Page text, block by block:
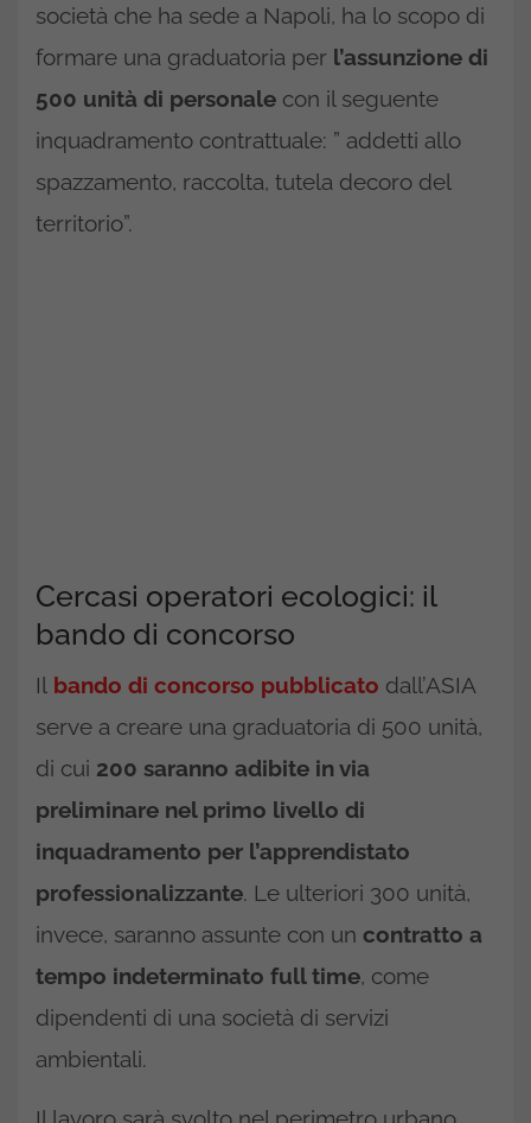
società che ha sede a Napoli, ha lo scopo di
formare una graduatoria per l’assunzione di
500 unità di personale con il seguente
inquadramento contrattuale: ” addetti allo
spazzamento, raccolta, tutela decoro del
territorio”.
Cercasi operatori ecologici: il
bando di concorso
Il bando di concorso pubblicato dall’ASIA
serve a creare una graduatoria di 500 unità,
di cui 200 saranno adibite in via
preliminare nel primo livello di
inquadramento per l’apprendistato
professionalizzante. Le ulteriori 300 unità,
invece, saranno assunte con un contratto a
tempo indeterminato full time, come
dipendenti di una società di servizi
ambientali.